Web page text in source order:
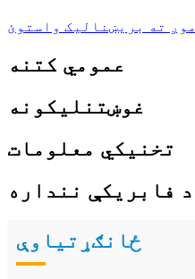
موږ ته بریښنالیک واستوئ
عمومي کتنه
غوښتنلیکونه
تخنیکي معلومات
د فابریکې ننداره
ځانګړتیاوې